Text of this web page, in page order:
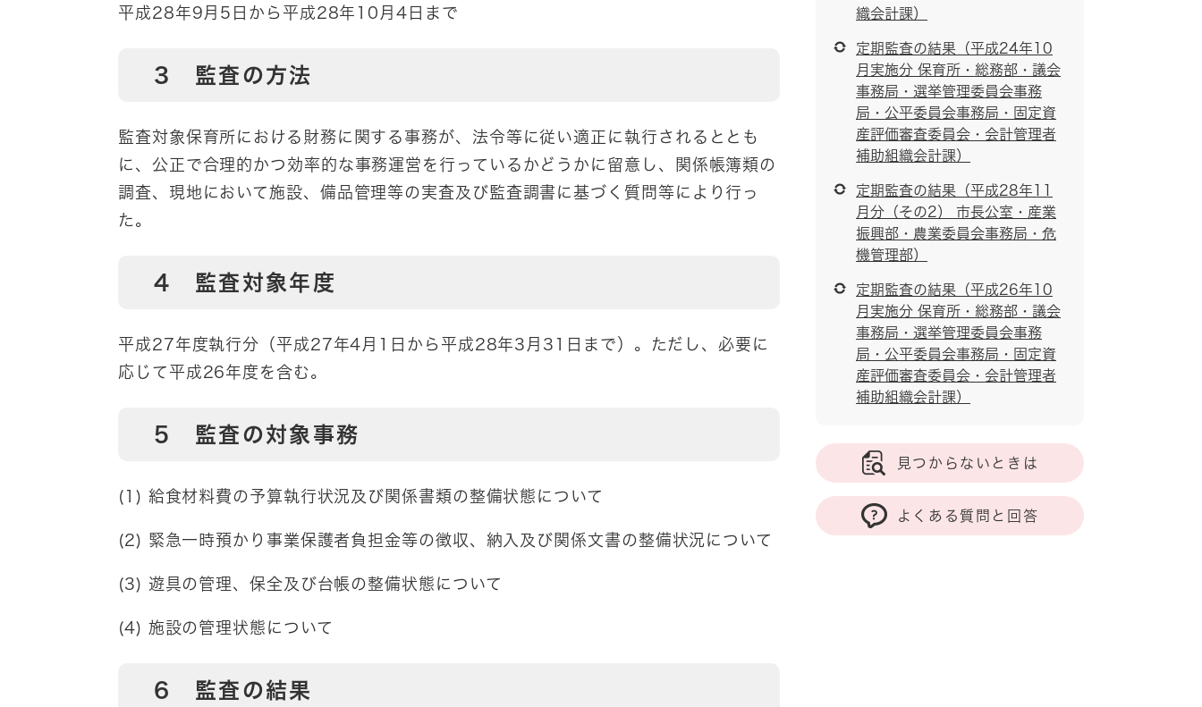
平成28年9月5日から平成28年10月4日まで
3 監査の方法
監査対象保育所における財務に関する事務が、法令等に従い適正に執行されるととも
に、公正で合理的かつ効率的な事務運営を行っているかどうかに留意し、関係帳簿類の
調査、現地において施設、備品管理等の実査及び監査調書に基づく質問等により行っ
た。
4 監査対象年度
平成27年度執行分（平成27年4月1日から平成28年3月31日まで）。ただし、必要に
応じて平成26年度を含む。
5 監査の対象事務
(1) 給食材料費の予算執行状況及び関係書類の整備状態について
(2) 緊急一時預かり事業保護者負担金等の徴収、納入及び関係文書の整備状況について
(3) 遊具の管理、保全及び台帳の整備状態について
(4) 施設の管理状態について
6 監査の結果
織会計課）
定期監査の結果（平成24年10
月実施分 保育所・総務部・議会
事務局・選挙管理委員会事務
局・公平委員会事務局・固定資
産評価審査委員会・会計管理者
補助組織会計課）
定期監査の結果（平成28年11
月分（その2） 市長公室・産業
振興部・農業委員会事務局・危
機管理部）
定期監査の結果（平成26年10
月実施分 保育所・総務部・議会
事務局・選挙管理委員会事務
局・公平委員会事務局・固定資
産評価審査委員会・会計管理者
補助組織会計課）
見つからないときは
よくある質問と回答